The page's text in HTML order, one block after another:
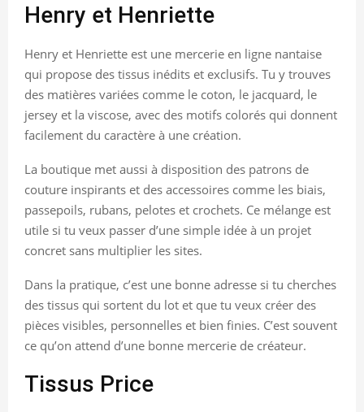
Henry et Henriette
Henry et Henriette est une mercerie en ligne nantaise
qui propose des tissus inédits et exclusifs. Tu y trouves
des matières variées comme le coton, le jacquard, le
jersey et la viscose, avec des motifs colorés qui donnent
facilement du caractère à une création.
La boutique met aussi à disposition des patrons de
couture inspirants et des accessoires comme les biais,
passepoils, rubans, pelotes et crochets. Ce mélange est
utile si tu veux passer d’une simple idée à un projet
concret sans multiplier les sites.
Dans la pratique, c’est une bonne adresse si tu cherches
des tissus qui sortent du lot et que tu veux créer des
pièces visibles, personnelles et bien finies. C’est souvent
ce qu’on attend d’une bonne mercerie de créateur.
Tissus Price